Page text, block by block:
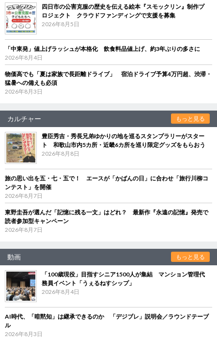
四日市の公害克服の歴史を伝える絵本『スモックリン』制作プ
ロジェクト クラウドファンディングで支援を募集
2026年8月5日
「中東発」値上げラッシュが本格化 飲食料品値上げ、約3年ぶりの多さに
2026年8月4日
物価高でも「夏は家族で長距離ドライブ」 宿泊ドライブ予算4万円超、渋滞・
猛暑への備えも必須
2026年8月3日
カルチャー もっと見る
豊臣秀吉・秀長兄弟ゆかりの地を巡るスタンプラリーがスター
ト 和歌山市内5カ所・近畿6カ所を巡り限定グッズをもらおう
2026年8月8日
旅の思い出を五・七・五で！ エースが「かばんの日」に合わせ「旅行川柳コ
ンテスト」を開催
2026年8月7日
東野圭吾が選んだ「記憶に残る一文」はどれ？ 最新作『永遠の記憶』発売で
読者参加型キャンペーン
2026年8月7日
動画 もっと見る
「100歳現役」目指すシニア1500人が集結 マンション管理代
務員イベント「うぇるねすシップ」
2026年8月4日
AI時代、「暗黙知」は継承できるのか 「デジブレ」説明会／ラウンドテーブ
ル
2026年8月3日